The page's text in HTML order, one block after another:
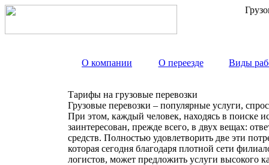
О компании О переезде Виды
Тарифы на грузовые перевозки
Грузовые перевозки – популярные услуги,
При этом, каждый человек, находясь в поиске
заинтересован, прежде всего, в двух вещах:
средств. Полностью удовлетворить две эти
которая сегодня благодаря плотной сети
логистов, может предложить услуги высокого